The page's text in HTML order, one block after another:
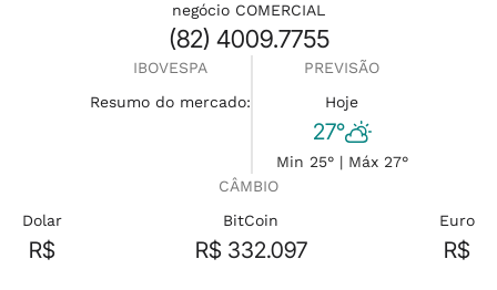
negócio COMERCIAL
(82) 4009.7755
IBOVESPA
Resumo do mercado:
PREVISÃO
Hoje
27°
Min 25° | Máx 27°
CÂMBIO
Dolar
R$
BitCoin
R$ 332.097
Euro
R$